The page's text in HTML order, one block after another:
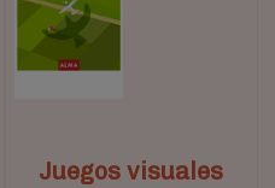
Juegos visuales